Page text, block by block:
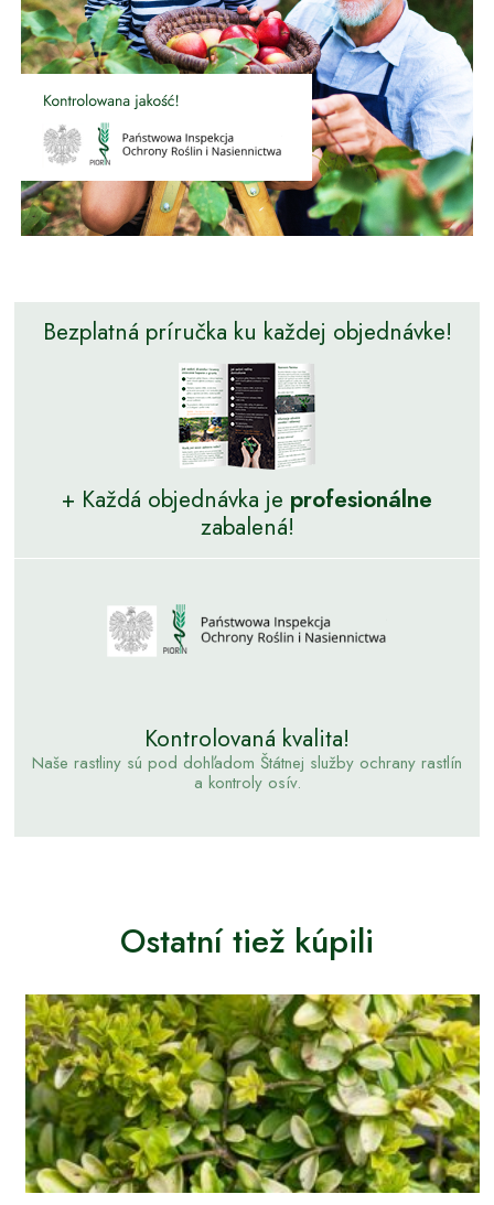
Bezplatná príručka ku každej objednávke!
+ Každá objednávka je profesionálne
zabalená!
Kontrolovaná kvalita!
Naše rastliny sú pod dohľadom Štátnej služby ochrany rastlín
a kontroly osív.
Ostatní tiež kúpili